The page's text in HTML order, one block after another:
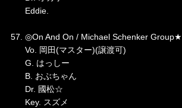
Eddie.
57. ◎On And On / Michael Schenker Group★
Vo. 岡田(マスター)(譲渡可)
G. はっしー
B. おぶちゃん
Dr. 國松☆
Key. スズメ